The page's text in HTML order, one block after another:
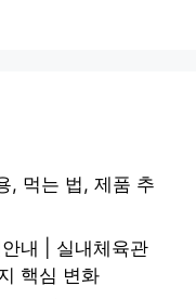
, 먹는 법, 제품 추
내 | 실내체육관
핵심 변화